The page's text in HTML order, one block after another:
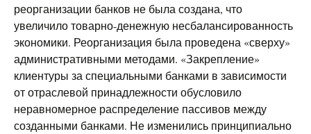
реорганизации банков не была создана, что
увеличило товарно-денежную несбалансированность
экономики. Реорганизация была проведена «сверху»
административными методами. «Закрепление»
клиентуры за специальными банками в зависимости
от отраслевой принадлежности обусловило
неравномерное распределение пассивов между
созданными банками. Не изменились принципиально